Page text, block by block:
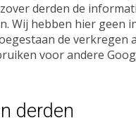
derden de
Wij hebben hier geen
de verkregen
voor andere
derden